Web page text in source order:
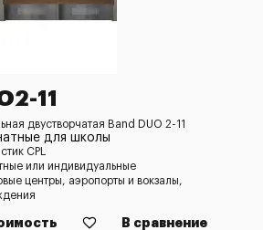
11
двустворчатая Band DUO 2-11
для школы
CPL
или индивидуальные
центры, аэропорты и вокзалы,
В сравнение